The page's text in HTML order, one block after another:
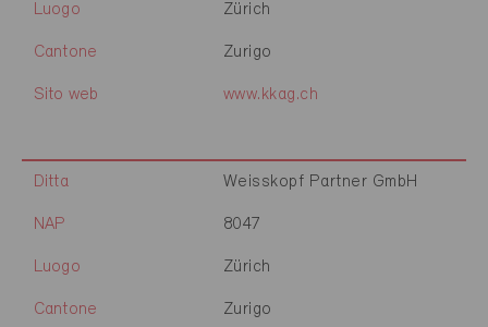
Luogo Zürich
Cantone Zurigo
Sito web www.kkag.ch
Ditta Weisskopf Partner GmbH
NAP 8047
Luogo Zürich
Cantone Zurigo